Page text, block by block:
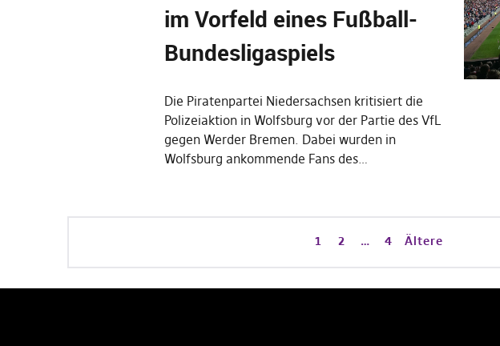
im Vorfeld eines Fußball-
Bundesligaspiels
Die Piratenpartei Niedersachsen kritisiert die
Polizeiaktion in Wolfsburg vor der Partie des VfL
gegen Werder Bremen. Dabei wurden in
Wolfsburg ankommende Fans des…
1 2 … 4 Ältere